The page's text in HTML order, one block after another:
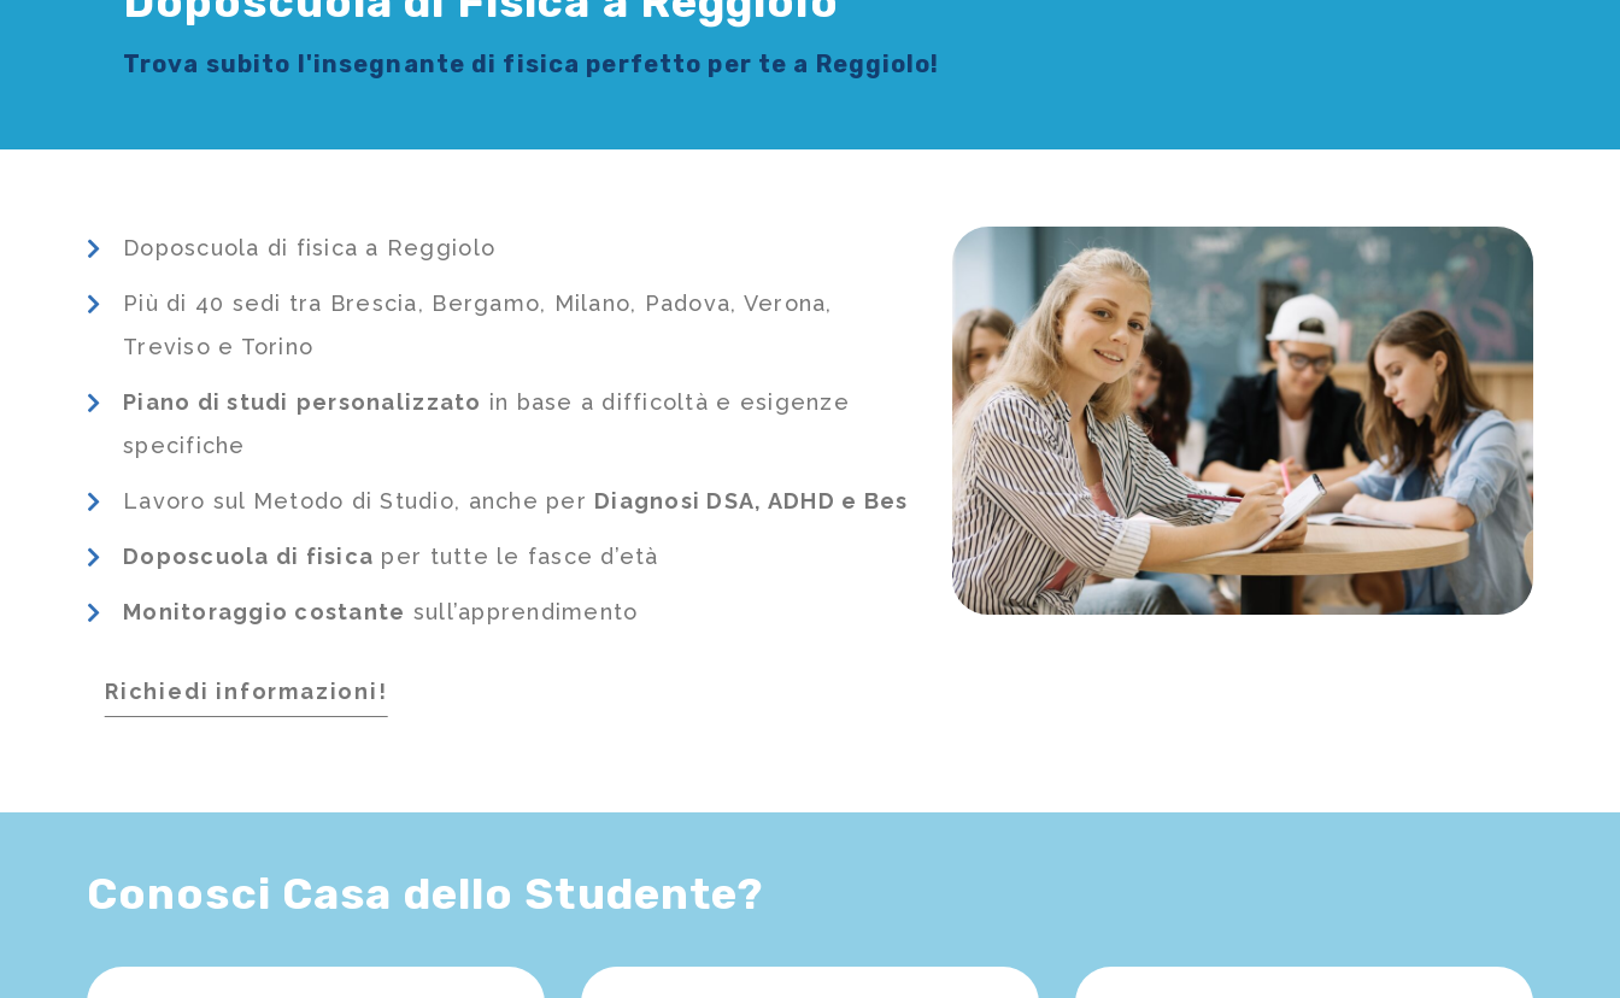
Trova subito l'insegnante di fisica perfetto per te a Reggiolo!
Doposcuola di fisica a Reggiolo
Più di 40 sedi tra Brescia, Bergamo, Milano, Padova, Verona,
Treviso e Torino
Piano di studi personalizzato in base a difficoltà e esigenze
specifiche
Lavoro sul Metodo di Studio, anche per Diagnosi DSA, ADHD e Bes
Doposcuola di fisica per tutte le fasce d’età
Monitoraggio costante sull’apprendimento
Richiedi informazioni!
Conosci Casa dello Studente?